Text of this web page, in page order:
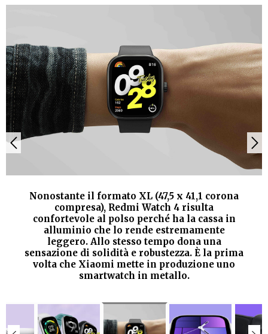
Nonostante il formato XL (47,5 x 41,1 corona
compresa), Redmi Watch 4 risulta
confortevole al polso perché ha la cassa in
alluminio che lo rende estremamente
leggero. Allo stesso tempo dona una
sensazione di solidità e robustezza. È la prima
volta che Xiaomi mette in produzione uno
smartwatch in metallo.